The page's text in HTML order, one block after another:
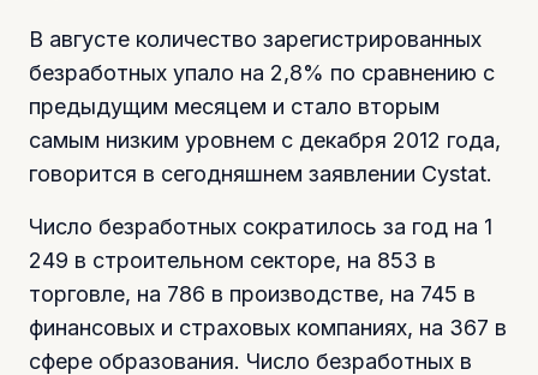
В августе количество зарегистрированных
безработных упало на 2,8% по сравнению с
предыдущим месяцем и стало вторым
самым низким уровнем с декабря 2012 года,
говорится в сегодняшнем заявлении Cystat.
Число безработных сократилось за год на 1
249 в строительном секторе, на 853 в
торговле, на 786 в производстве, на 745 в
финансовых и страховых компаниях, на 367 в
сфере образования. Число безработных в